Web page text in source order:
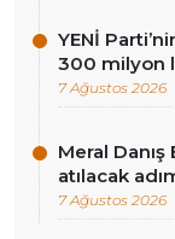
YENİ
300 milyon
7 Ağustos 2026
Meral
atılacak
7 Ağustos 2026